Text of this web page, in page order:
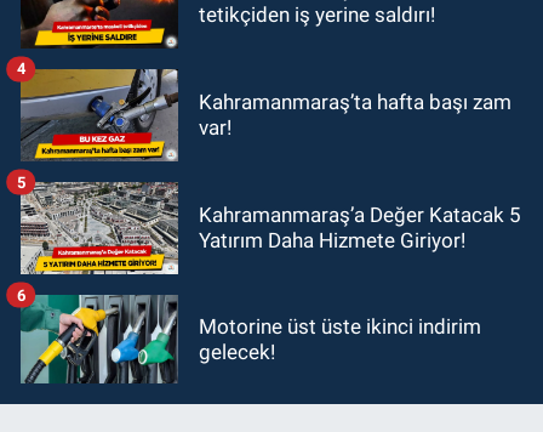
tetikçiden iş yerine saldırı!
Kahramanmaraş’ta hafta başı zam
var!
4
Kahramanmaraş’a Değer Katacak 5
Yatırım Daha Hizmete Giriyor!
5
Motorine üst üste ikinci indirim
gelecek!
6